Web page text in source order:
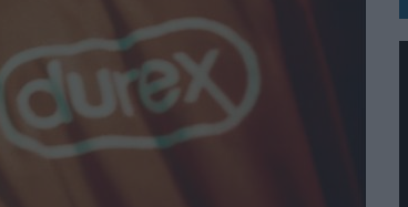
PARA CERVEZA CAPAZ
DE INCLUSIÓN
GLOBAL DE MARCA